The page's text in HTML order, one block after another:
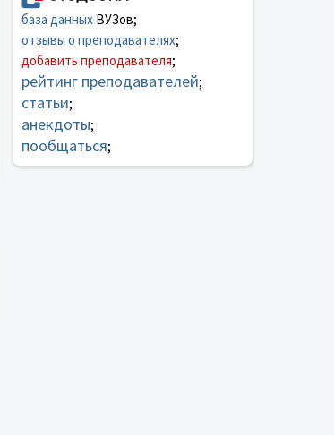
база данныхВУЗов;
отзывы о преподавателях;
добавить преподавателя;
рейтинг преподавателей;
статьи;
анекдоты;
пообщаться;